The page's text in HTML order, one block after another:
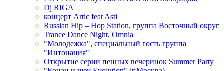
Dj RIGA
концерт Artic feat Asti
Russian Hip – Hop Station, группа Восточный округ
Trance Dance Night, Omnia
"Молодежка", специальный гость группа
"Интонация"
Открытие серии пенных вечеринок Summer Party